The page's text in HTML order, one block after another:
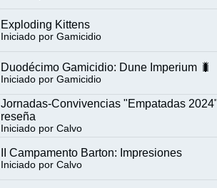
Exploding Kittens
Iniciado por Gamicidio
Duodécimo Gamicidio: Dune Imperium 🐛
Iniciado por Gamicidio
Jornadas-Convivencias "Empatadas
reseña
Iniciado por Calvo
II Campamento Barton: Impresiones
Iniciado por Calvo